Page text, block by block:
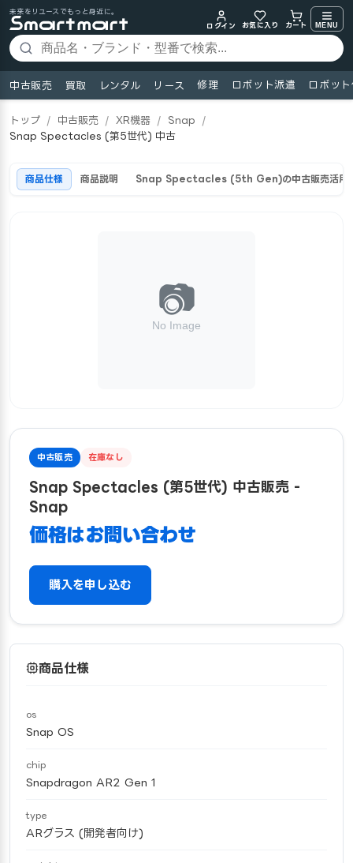
未来をリユースでもっと身近に。
ログイン
お気に入り カート MENU
中古販売 買取 レンタル リース 修理 ロボット派遣 ロボッ
トップ / 中古販売 / XR機器 / Snap
/
Snap Spectacles (第5世代) 中古
商品仕様 商品説明 Snap Spectacles (5th Gen)の中古販売活用
中古販売 在庫なし
Snap Spectacles (第5世代) 中古販売 -
Snap
価格はお問い合わせ
購入を申し込む
商品仕様
os
Snap OS
chip
Snapdragon AR2 Gen 1
type
ARグラス (開発者向け)